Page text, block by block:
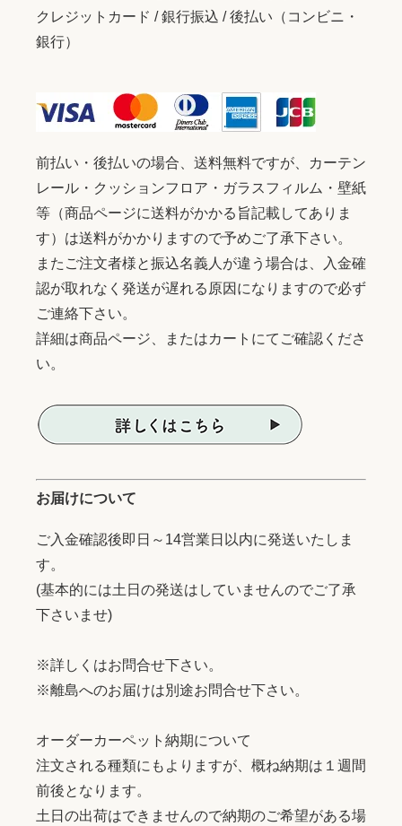
クレジットカード / 銀行振込 / 後払い（コンビニ・
銀行）
前払い・後払いの場合、送料無料ですが、カーテン
レール・クッションフロア・ガラスフィルム・壁紙
等（商品ページに送料がかかる旨記載してありま
す）は送料がかかりますので予めご了承下さい。
またご注文者様と振込名義人が違う場合は、入金確
認が取れなく発送が遅れる原因になりますので必ず
ご連絡下さい。
詳細は商品ページ、またはカートにてご確認くださ
い。
お届けについて
ご入金確認後即日～14営業日以内に発送いたしま
す。
(基本的には土日の発送はしていませんのでご了承
下さいませ)
※詳しくはお問合せ下さい。
※離島へのお届けは別途お問合せ下さい。
オーダーカーペット納期について
注文される種類にもよりますが、概ね納期は１週間
前後となります。
土日の出荷はできませんので納期のご希望がある場